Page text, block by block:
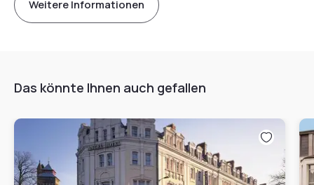
Weitere Informationen
Das könnte Ihnen auch gefallen